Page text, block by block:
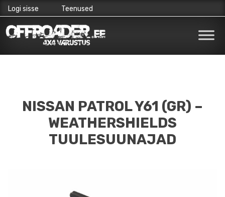
to
Logi sisse Teenused
NISSAN PATROL Y61 (GR) –
WEATHERSHIELDS
TUULESUUNAJAD